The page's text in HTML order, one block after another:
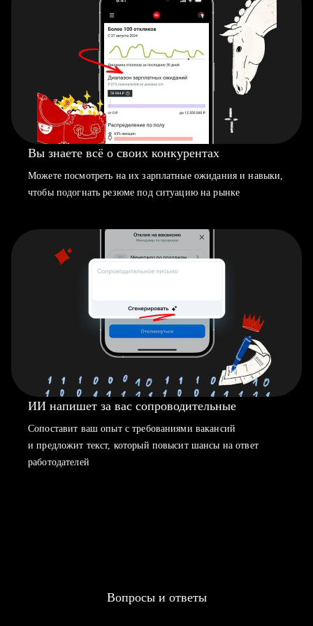
Вы знаете всё о своих конкурентах
Можете посмотреть на их зарплатные ожидания и навыки,
чтобы подогнать резюме под ситуацию на рынке
ИИ напишет за вас сопроводительные
Сопоставит ваш опыт с требованиями вакансий
и предложит текст, который повысит шансы на ответ
работодателей
Вопросы и ответы